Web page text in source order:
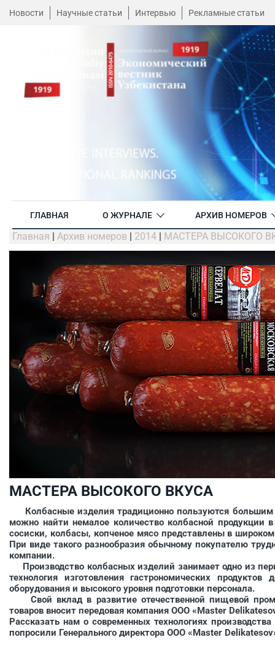
Новости Научные статьи Интервью Рекламные статьи
ГЛАВНАЯ О ЖУРНАЛЕ АРХИВ НОМЕРОВ
Главная | Архив номеров | 2014 | МАСТЕРА ВЫСОКОГО
МАСТЕРА ВЫСОКОГО ВКУСА
Колбасные изделия традиционно пользуются большим
можно найти немалое количество колбасной продукции
сосиски, колбасы, копченое мясо представлены в
При виде такого разнообразия обычному покупателю
компании.
Производство колбасных изделий занимает одно из
технология изготовления гастрономических
оборудования и высокого уровня подготовки персонала.
Свой вклад в развитие отечественной пищевой
товаров вносит передовая компания ООО «Master
Рассказать нам о современных технологиях
попросили Генерального директора ООО «Master